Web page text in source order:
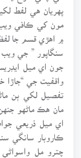
مون کي ڪافي
۾ اهڙي قسم جا
سنگاپور ” جي
جون اي ميل
واقفيت جي “جاڙا
تفصيل لکي ٻن
مان هڪ ماڻهو
اي ميل ذريعي
ڪاروبار سانگي
چترو مل